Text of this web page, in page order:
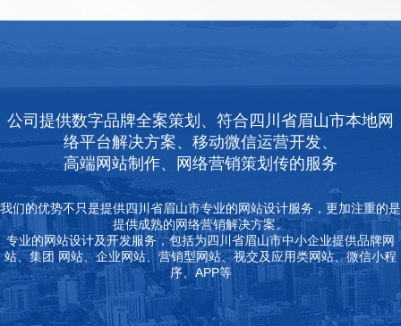
公司提供数字品牌全案策划、符合四川省眉山市本地网
络平台解决方案、移动微信运营开发、
高端网站制作、网络营销策划传的服务
我们的优势不只是提供四川省眉山市专业的网站设计服务，更加注重的是
提供成熟的网络营销解决方案。
专业的网站设计及开发服务，包括为四川省眉山市中小企业提供品牌网
站、集团 网站、企业网站、营销型网站、视交及应用类网站、微信小程
序、APP等